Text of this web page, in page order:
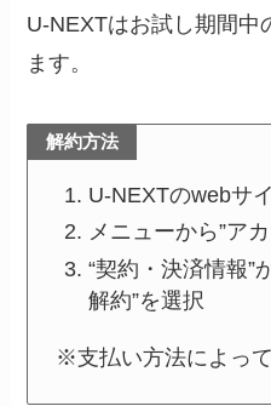
U-NEXTはお試し期間中
ます。
解約方法
U-NEXTのwebサ
メニューから”ア
“契約・決済情報”
解約”を選択
※支払い方法によっ